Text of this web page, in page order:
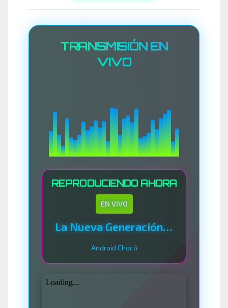
TRANSMISIÓN EN
VIVO
REPRODUCIENDO AHORA
EN VIVO
La Nueva Generación Del Sistema
Android Chocó